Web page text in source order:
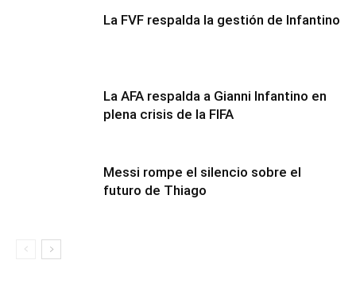
La FVF respalda la gestión de Infantino
La AFA respalda a Gianni Infantino en
plena crisis de la FIFA
Messi rompe el silencio sobre el
futuro de Thiago